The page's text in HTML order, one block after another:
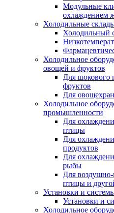
Модульные
охлаждением
Холодильные
Холодильный
Холодильное
овощей и фруктов
Для шокового
фруктов
Для
Холодильное
промышленности
Для
птицы
Для
продуктов
Для
рыбы
Для
птицы и
Установки и
Установки и
Холодильное